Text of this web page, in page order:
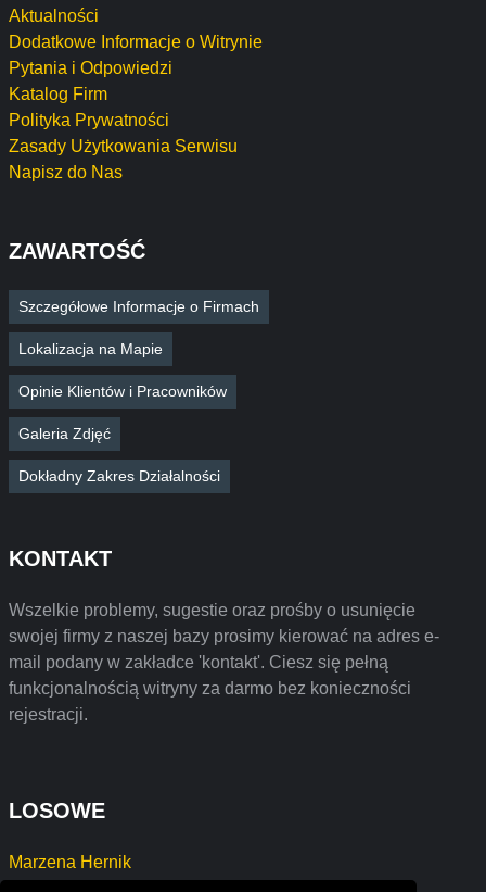
Aktualności
Dodatkowe Informacje o Witrynie
Pytania i Odpowiedzi
Katalog Firm
Polityka Prywatności
Zasady Użytkowania Serwisu
Napisz do Nas
ZAWARTOŚĆ
Szczegółowe Informacje o Firmach
Lokalizacja na Mapie
Opinie Klientów i Pracowników
Galeria Zdjęć
Dokładny Zakres Działalności
KONTAKT
Wszelkie problemy, sugestie oraz prośby o usunięcie
swojej firmy z naszej bazy prosimy kierować na adres e-
mail podany w zakładce 'kontakt'. Ciesz się pełną
funkcjonalnością witryny za darmo bez konieczności
rejestracji.
LOSOWE
Marzena Hernik